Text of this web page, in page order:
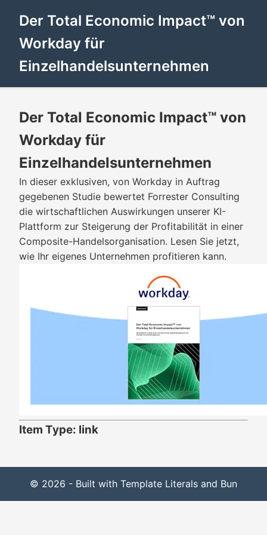
Der Total Economic Impact™ von
Workday für
Einzelhandelsunternehmen
Der Total Economic Impact™ von
Workday für
Einzelhandelsunternehmen
In dieser exklusiven, von Workday in Auftrag
gegebenen Studie bewertet Forrester Consulting
die wirtschaftlichen Auswirkungen unserer KI-
Plattform zur Steigerung der Profitabilität in einer
Composite-Handelsorganisation. Lesen Sie jetzt,
wie Ihr eigenes Unternehmen profitieren kann.
Item Type: link
© 2026 - Built with Template Literals and Bun